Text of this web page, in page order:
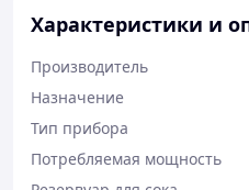
Характеристики и
Производитель
Назначение
Тип прибора
Потребляемая мощность